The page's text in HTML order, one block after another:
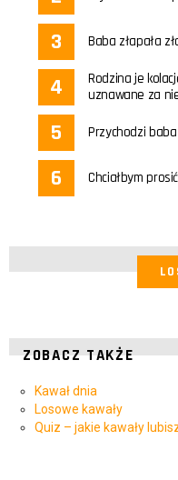
Baba złapała
Rodzina je
uznawane za
Przychodzi
Chciałbym
ZOBACZ TAKŻE
Kawał dnia
Losowe kawały
Quiz – jakie kawały